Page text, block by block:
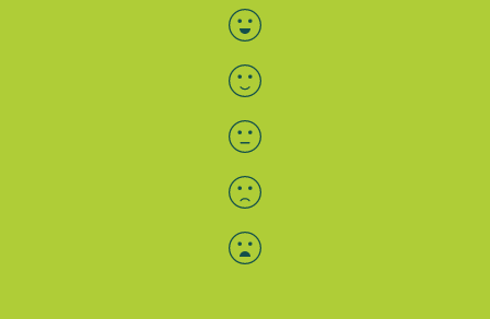
Bewertung auswählen